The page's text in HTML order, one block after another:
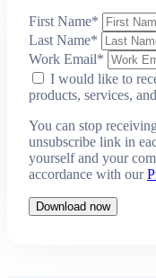
First Name*
Last Name*
Work Email*
I would like to
products, services,
You can stop
unsubscribe link in
yourself and your
accordance with our
Download now